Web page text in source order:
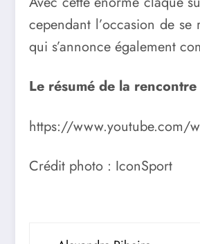
cependant l’occasion de
qui s’annonce également
Le résumé de la rencontre
https://www.youtube.com/
Crédit photo : IconSport